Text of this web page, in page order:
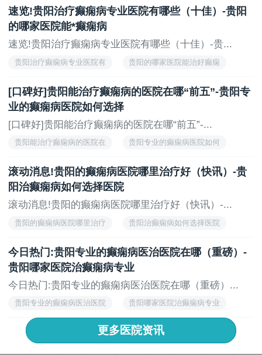
速览!贵阳治疗癫痫病专业医院有哪些（十佳）-贵阳
的哪家医院能*癫痫病
速览!贵阳治疗癫痫病专业医院有哪些（十佳）-贵...
贵阳治疗癫痫病专业医院有 贵阳的哪家医院能治好癫痫
[口碑好]贵阳能治疗癫痫病的医院在哪“前五”-贵阳专
业的癫痫病医院如何选择
[口碑好]贵阳能治疗癫痫病的医院在哪“前五”-...
贵阳能治疗癫痫病的医院在 贵阳专业的癫痫病医院如何
滚动消息!贵阳的癫痫病医院哪里治疗好（快讯）-贵
阳治癫痫病如何选择医院
滚动消息!贵阳的癫痫病医院哪里治疗好（快讯）-...
贵阳的癫痫病医院哪里治疗 贵阳治癫痫病如何选择医院
今日热门:贵阳专业的癫痫病医治医院在哪（重磅）-
贵阳哪家医院治癫痫病专业
今日热门:贵阳专业的癫痫病医治医院在哪（重磅）...
贵阳专业的癫痫病医治医院 贵阳哪家医院治癫痫病专业
更多医院资讯